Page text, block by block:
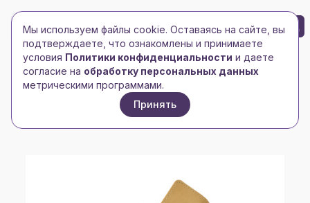
Toggle navigation
Toggle navigation
БРЕНД-ЛОГО 0
Главная/Ежедневники и блокноты/
Ежедневник недатированный
Ежедневник Виста (Vista) недатированный, черный/
Мы используем файлы cookie. Оставаясь на сайте, вы
подтверждаете, что ознакомлены и принимаете
условия Политики конфиденциальности и даете
согласие на обработку персональных данных
метрическими программами.
Принять